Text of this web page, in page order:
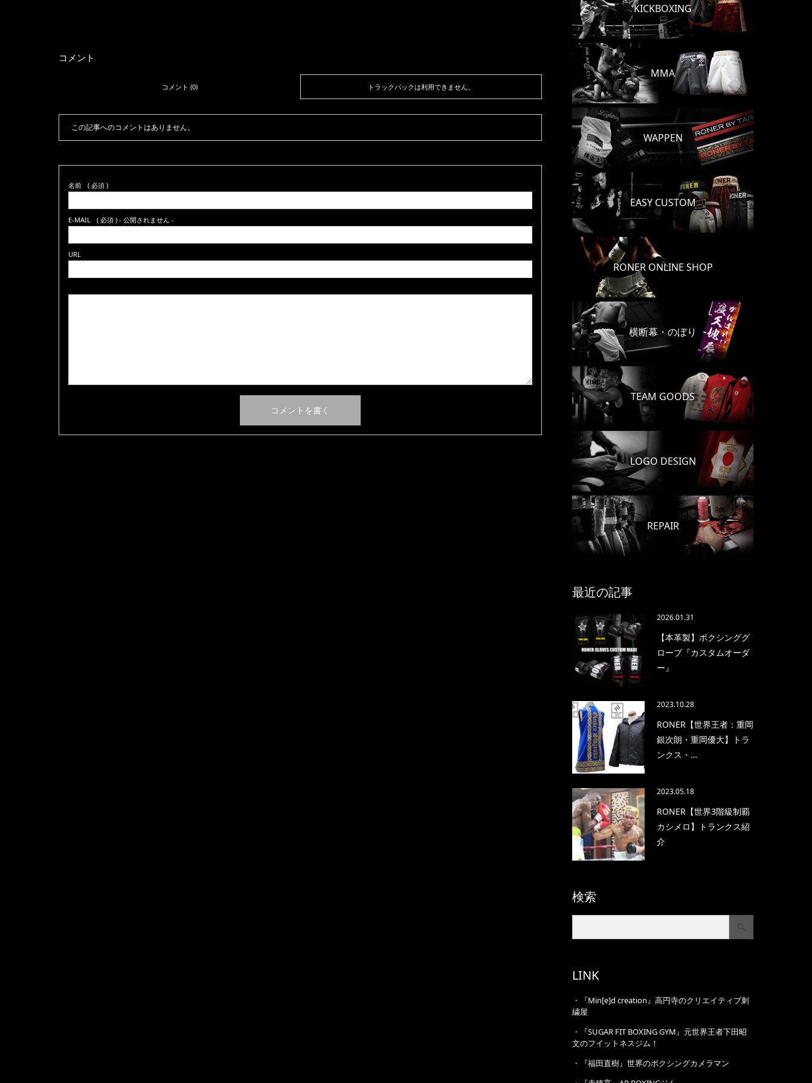
コメント
コメント (0) トラックバックは利用できません。
この記事へのコメントはありません。
名前 ( 必須 )
E-MAIL ( 必須 ) - 公開されません -
URL
KICKBOXING
MMA
WAPPEN
EASY CUSTOM
RONER ONLINE SHOP
横断幕・のぼり
TEAM GOODS
LOGO DESIGN
REPAIR
最近の記事
2026.01.31
【本革製】ボクシンググ
ローブ『カスタムオーダ
ー』
2023.10.28
RONER【世界王者：重岡
銀次朗・重岡優大】トラ
ンクス・…
2023.05.18
RONER【世界3階級制覇
カシメロ】トランクス紹
介
検索
LINK
・
『Min[e]d creation』高円寺のクリエイティブ刺
繍屋
・
『SUGAR FIT BOXING GYM』元世界王者下田昭
文のフイットネスジム！
・
『福田直樹』世界のボクシングカメラマン